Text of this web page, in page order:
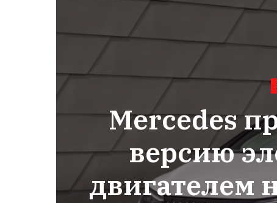
Mercedes
версию
двигателем